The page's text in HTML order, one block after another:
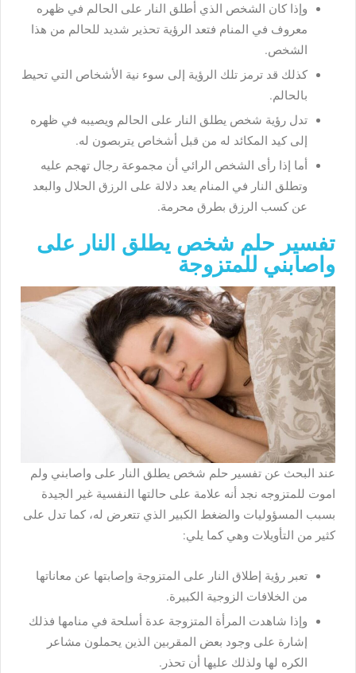
وإذا كان الشخص الذي أطلق النار على الحالم في ظهره
معروف في المنام فتعد الرؤية تحذير شديد للحالم من هذا
الشخص.
كذلك قد ترمز تلك الرؤية إلى سوء نية الأشخاص التي تحيط
بالحالم.
تدل رؤية شخص يطلق النار على الحالم ويصيبه في ظهره
إلى كيد المكائد له من قبل أشخاص يتربصون له.
أما إذا رأى الشخص الرائي أن مجموعة رجال تهجم عليه
وتطلق النار في المنام يعد دلالة على الرزق الحلال والبعد
عن كسب الرزق بطرق محرمة.
تفسير حلم شخص يطلق النار على
واصابني للمتزوجة
عند البحث عن تفسير حلم شخص يطلق النار على واصابني ولم
اموت للمتزوجه نجد أنه علامة على حالتها النفسية غير الجيدة
بسبب المسؤوليات والضغط الكبير الذي تتعرض له، كما تدل على
كثير من التأويلات وهي كما يلي:
تعبر رؤية إطلاق النار على المتزوجة وإصابتها عن معاناتها
من الخلافات الزوجية الكبيرة.
وإذا شاهدت المرأة المتزوجة عدة أسلحة في منامها فذلك
إشارة على وجود بعض المقربين الذين يحملون مشاعر
الكره لها ولذلك عليها أن تحذر.